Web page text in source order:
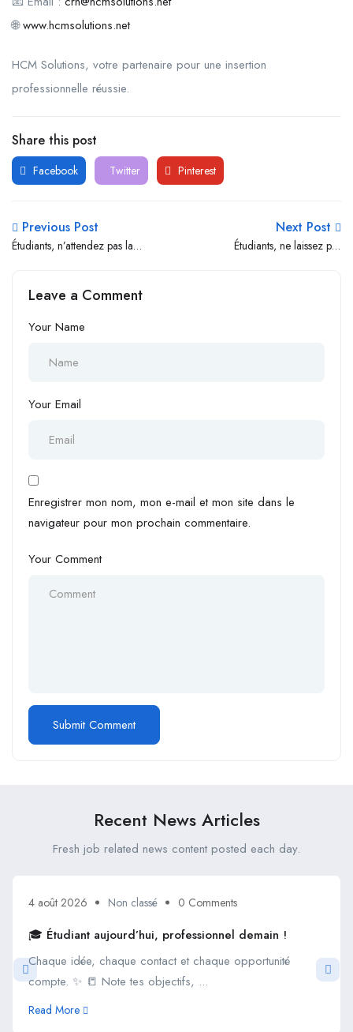
🌐www.hcmsolutions.net
HCM Solutions, votre partenaire pour une insertion
professionnelle réussie.
Share this post
Facebook Twitter Pinterest
Previous Post
Étudiants, n’attendez pas la
professionnel !
Next Post
Étudiants, ne laissez pas
Leave a Comment
Your Name
Your Email
Enregistrer mon nom, mon e-mail et mon site dans le
navigateur pour mon prochain commentaire.
Your Comment
Recent News Articles
Fresh job related news content posted each day.
4 août 2026 Non classé 0 Comments
🎓 Étudiant aujourd’hui, professionnel demain !
Chaque idée, chaque contact et chaque opportunité
compte. ✨ 📒 Note tes objectifs, ...
Read More